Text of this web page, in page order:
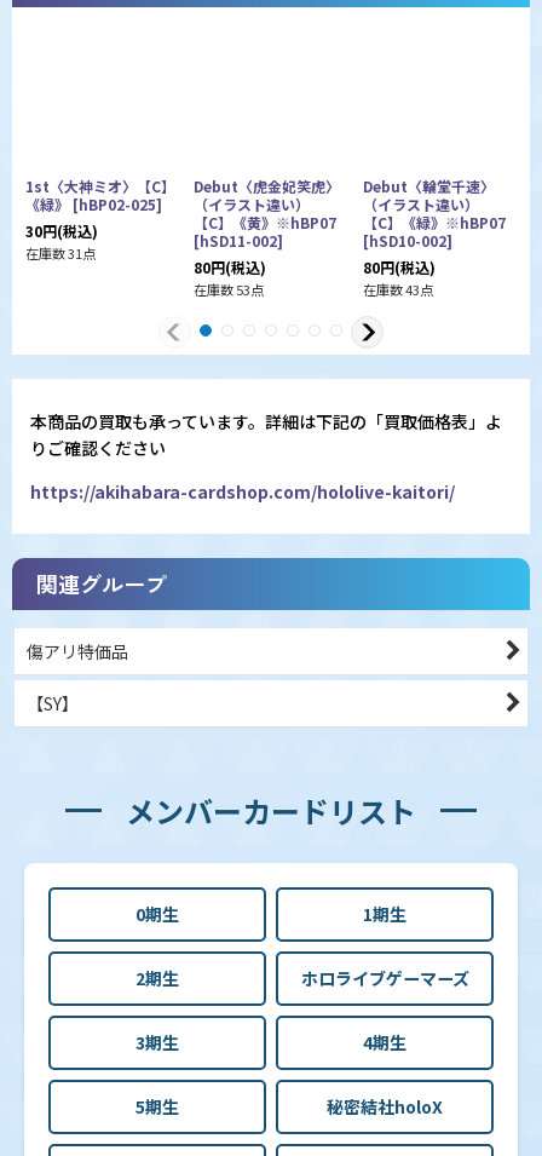
1st〈大神ミオ〉【C】
《緑》 [hBP02-025]
30円(税込)
在庫数 31点
Debut〈虎金妃笑虎〉
（イラスト違い）
【C】《黄》※hBP07
[hSD11-002]
80円(税込)
在庫数 53点
Debut〈輪堂千速〉
（イラスト違い）
【C】《緑》※hBP07
[hSD10-002]
80円(税込)
在庫数 43点
本商品の買取も承っています。詳細は下記の「買取価格表」よ
りご確認ください
https://akihabara-cardshop.com/hololive-kaitori/
関連グループ
傷アリ特価品
【SY】
メンバーカードリスト
0期生 1期生
2期生 ホロライブゲーマーズ
3期生 4期生
5期生 秘密結社holoX